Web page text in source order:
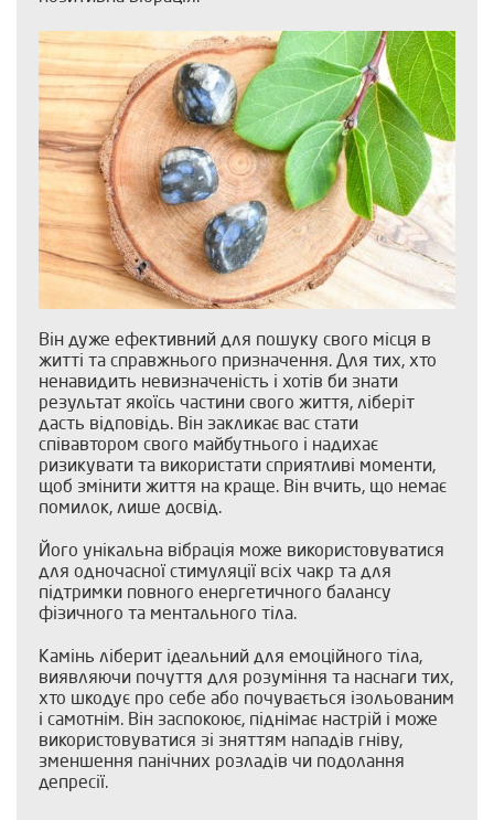
Він дуже ефективний для пошуку свого місця в
житті та справжнього призначення. Для тих, хто
ненавидить невизначеність і хотів би знати
результат якоїсь частини свого життя, ліберіт
дасть відповідь. Він закликає вас стати
співавтором свого майбутнього і надихає
ризикувати та використати сприятливі моменти,
щоб змінити життя на краще. Він вчить, що немає
помилок, лише досвід.
Його унікальна вібрація може використовуватися
для одночасної стимуляції всіх чакр та для
підтримки повного енергетичного балансу
фізичного та ментального тіла.
Камінь ліберит ідеальний для емоційного тіла,
виявляючи почуття для розуміння та наснаги тих,
хто шкодує про себе або почувається ізольованим
і самотнім. Він заспокоює, піднімає настрій і може
використовуватися зі зняттям нападів гніву,
зменшення панічних розладів чи подолання
депресії.